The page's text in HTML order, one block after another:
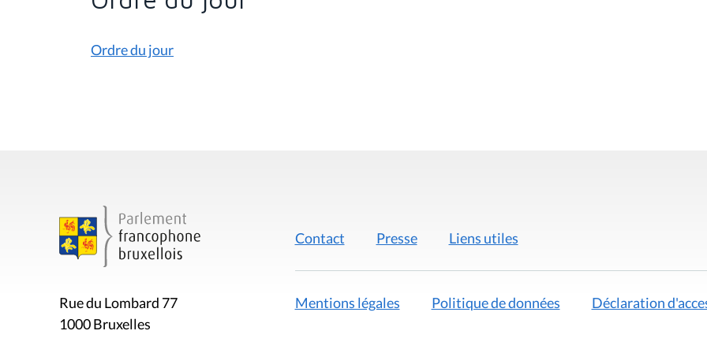
Ordre du jour
Rue du Lombard 77
1000 Bruxelles
Contact Presse Liens utiles
Mentions légales Politique de données Déclaration